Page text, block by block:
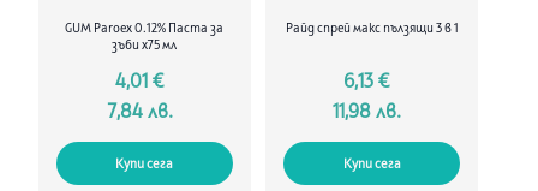
GUM Paroex 0.12% Паста за
зъби х75 мл
4,01 €
7,84 лв.
Купи сега
Райд спрей макс пълзящи 3 в 1
6,13 €
11,98 лв.
Купи сега